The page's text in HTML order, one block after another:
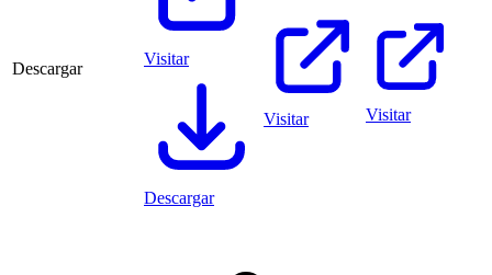
Descargar
Visitar
Descargar
Visitar Visitar